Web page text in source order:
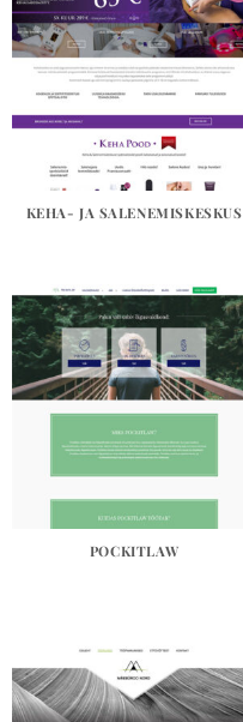
KEHA- JA SALENEMISKESKUS
POCKITLAW